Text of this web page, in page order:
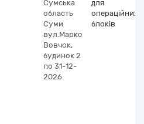
Сумська
область
Суми
вул.Марко
Вовчок,
будинок 2
по 31-12-
2026
для
операційних
блоків